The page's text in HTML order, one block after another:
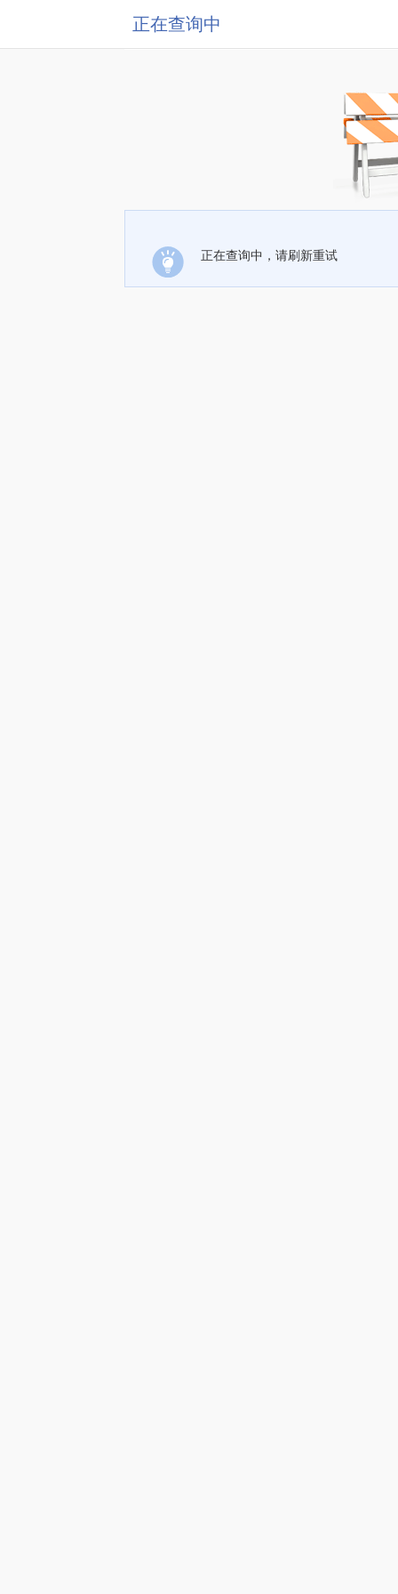
正在查询中
正在查询中，请刷新重试